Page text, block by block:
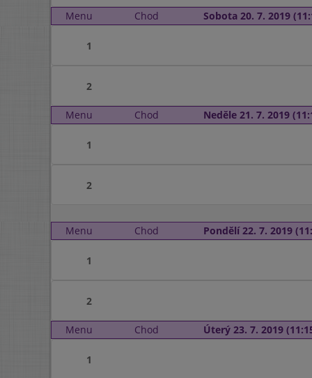
Menu Chod Sobota 20. 7. 2019
1
2
Menu Chod Neděle 21. 7. 2019
1
2
Menu
Chod Pondělí 22. 7. 2019
1
2
Menu Chod Úterý 23. 7. 2019
1